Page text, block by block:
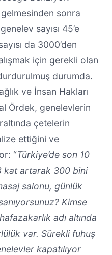
gelmesinden sonra
sayısı 45’e
da 3000’den
için gerekli olan
durumda.
ve İnsan Hakları
Ördek, genelevlerin
çetelerin
ettiğini ve
“Türkiye’de son 10
kat artarak 300 bini
salonu, günlük
Kimse
adı altında
var. Sürekli fuhuş
kapatılıyor